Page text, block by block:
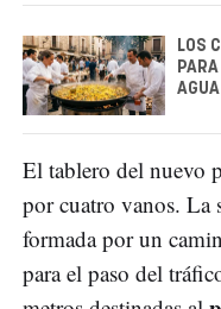
LOS
El tablero del nuevo
por cuatro vanos. La
formada por un
para el paso del